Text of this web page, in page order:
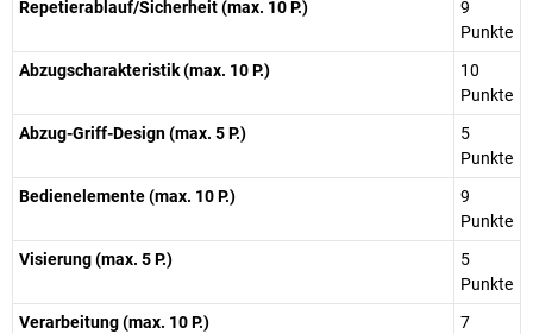
Repetierablauf/Sicherheit (max. 10 P.)
9
Punkte
Abzugscharakteristik (max. 10 P.)
10
Punkte
Abzug-Griff-Design (max. 5 P.)
5
Punkte
Bedienelemente (max. 10 P.)
9
Punkte
Visierung (max. 5 P.)
5
Punkte
Verarbeitung (max. 10 P.)
7